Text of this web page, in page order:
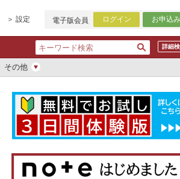
設定 電子版会員 ログイン お申込み
詳細
その他